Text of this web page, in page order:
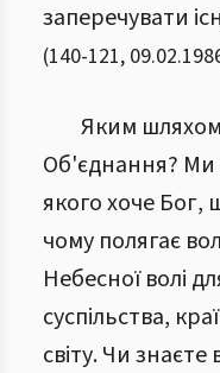
заперечувати
(140-121,
Яким
Об'єднання? Ми
якого хоче Бог,
чому полягає
Небесної волі
суспільства,
світу. Чи